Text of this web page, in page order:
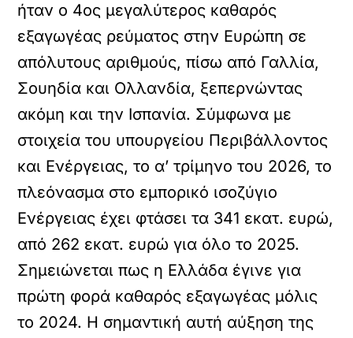
ήταν ο 4ος μεγαλύτερος καθαρός
εξαγωγέας ρεύματος στην Ευρώπη σε
απόλυτους αριθμούς, πίσω από Γαλλία,
Σουηδία και Ολλανδία, ξεπερνώντας
ακόμη και την Ισπανία. Σύμφωνα με
στοιχεία του υπουργείου Περιβάλλοντος
και Ενέργειας, το α’ τρίμηνο του 2026, το
πλεόνασμα στο εμπορικό ισοζύγιο
Ενέργειας έχει φτάσει τα 341 εκατ. ευρώ,
από 262 εκατ. ευρώ για όλο το 2025.
Σημειώνεται πως η Ελλάδα έγινε για
πρώτη φορά καθαρός εξαγωγέας μόλις
το 2024. Η σημαντική αυτή αύξηση της